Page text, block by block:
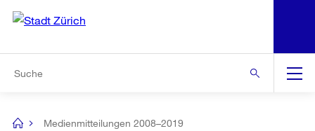
Navigation
[no
Medienmitteilungen 2008–2019